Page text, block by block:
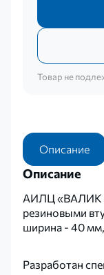
Товар не
Описание
Описание
АИЛЦ «ВАЛИК
резиновыми
ширина - 40 мм,
Разработан